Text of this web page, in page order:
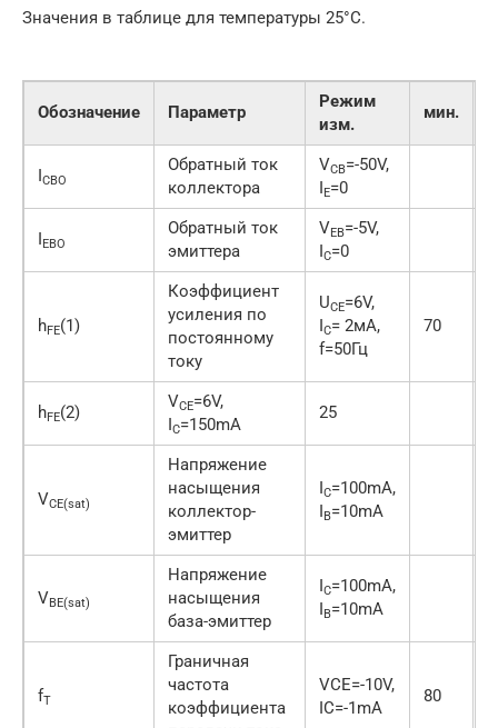
Значения в таблице для температуры 25°C.
Обозначение Параметр
Режим
изм.
мин.
ICBO
Обратный ток
коллектора
VCB=-50V,
IE=0
IEBO
Обратный ток
эмиттера
VEB=-5V,
IC=0
hFЕ(1)
Коэффициент
усиления по
постоянному
току
UCE=6V,
IC= 2мA,
f=50Гц
70
hFЕ(2)
VCE=6V,
IC=150mA
25
VCE(sat)
Напряжение
насыщения
коллектор-
эмиттер
IC=100mA,
IB=10mA
VBE(sat)
Напряжение
насыщения
база-эмиттер
IC=100mA,
IB=10mA
fT
Граничная
частота
коэффициента
VCE=-10V,
IC=-1mA
80